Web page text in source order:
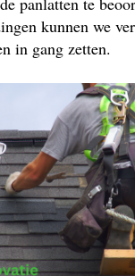
kunnen we
in gang zetten.